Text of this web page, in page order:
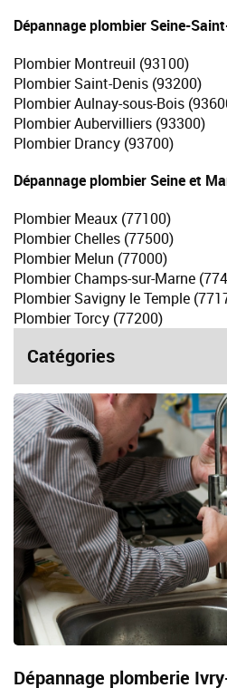
Dépannage plombier Seine-
Plombier Montreuil (93100)
Plombier Saint-Denis (93200)
Plombier Aulnay-sous-Bois
Plombier Aubervilliers (93300)
Plombier Drancy (93700)
Dépannage plombier Seine et
Plombier Meaux (77100)
Plombier Chelles (77500)
Plombier Melun (77000)
Plombier Champs-sur-Marne
Plombier Savigny le Temple
Plombier Torcy (77200)
Catégories
Dépannage plomberie